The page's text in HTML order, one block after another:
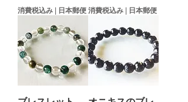
消費税込み | 日本郵便 消費税込み | 日本郵便